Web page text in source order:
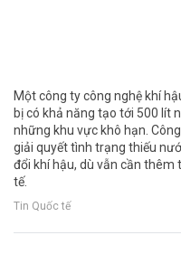
Một công ty công nghệ khí
bị có khả năng tạo tới 500 lít
những khu vực khô hạn.
giải quyết tình trạng thiếu
đổi khí hậu, dù vẫn cần thêm
tế.
Tin Quốc tế